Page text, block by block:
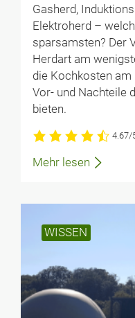
Gasherd,
Elektroherd –
sparsamsten? Der
Herdart am
die Kochkosten
Vor- und Nachteile
bieten.
4.67/
Mehr lesen
WISSEN